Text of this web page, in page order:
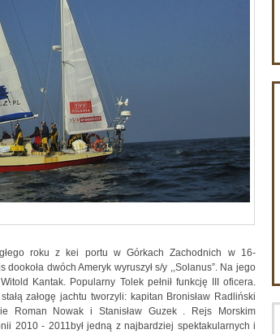
roku z kei portu w Górkach Zachodnich w 16-
dookoła dwóch Ameryk wyruszył s/y ,,Solanus”. Na jego
Witold Kantak. Popularny Tolek pełnił funkcję III oficera.
załogę jachtu tworzyli: kapitan Bronisław Radliński
Roman Nowak i Stanisław Guzek . Rejs Morskim
2010 - 2011był jedną z najbardziej spektakularnych i